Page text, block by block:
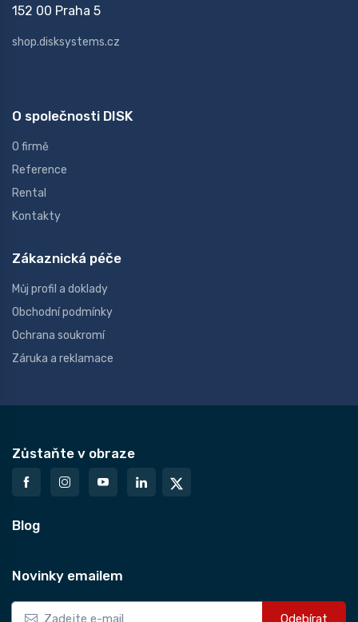
152 00 Praha 5
shop.disksystems.cz
O společnosti DISK
O firmě
Reference
Rental
Kontakty
Zákaznická péče
Můj profil a doklady
Obchodní podmínky
Ochrana soukromí
Záruka a reklamace
Zůstaňte v obraze
Blog
Novinky emailem
Odebírat